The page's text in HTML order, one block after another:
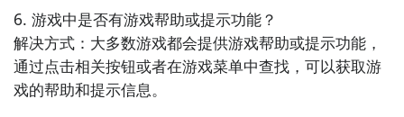
方法二： 下载九游APP，订阅急速滚球大比拼的开测提
醒
通过上面的游戏介绍和图片，可能大家对急速滚球大比
拼有大致的了解了，不过这么游戏要怎么样才能抢先体
验到呢？不用担心，目前九游客户端已经开通了测试提
醒了，通过在九游APP中搜索“急速滚球大比拼”，点击
新的安卓版下载地址，不用四处寻求游戏下载包，简简
单单的两步你就可以安装了，同时​还有大量的安卓手机
游戏攻略。
6. 游戏中是否有游戏帮助或提示功能？
解决方式：大多数游戏都会提供游戏帮助或提示功能，
通过点击相关按钮或者在游戏菜单中查找，可以获取游
戏的帮助和提示信息。